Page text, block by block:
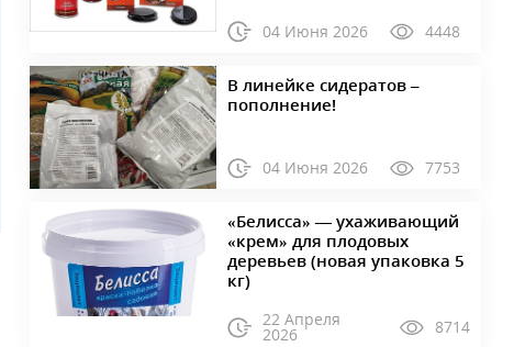
04 Июня 2026 4448
В линейке сидератов –
пополнение!
04 Июня 2026 7753
«Белисса» — ухаживающий
«крем» для плодовых
деревьев (новая упаковка 5
кг)
22 Апреля
2026 8714